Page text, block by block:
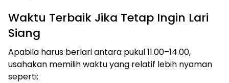
Waktu Terbaik Jika Tetap Ingin Lari
Siang
Apabila harus berlari antara pukul 11.00–14.00,
usahakan memilih waktu yang relatif lebih nyaman
seperti: